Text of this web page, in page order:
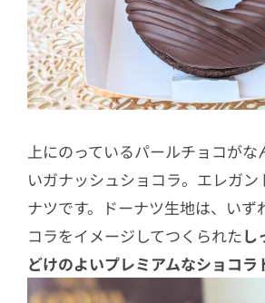
上にのっているパールチョコがな
いガナッシュショコラ。エレガン
ナツです。ドーナツ生地は、いず
コラをイメージしてつくられたし
どけのよいプレミアムなショコラ